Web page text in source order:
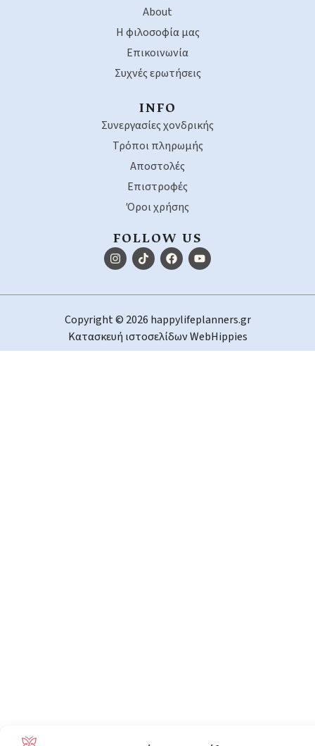
About
Η φιλοσοφία μας
Επικοινωνία
Συχνές ερωτήσεις
INFO
Συνεργασίες χονδρικής
Τρόποι πληρωμής
Αποστολές
Επιστροφές
Όροι χρήσης
FOLLOW US
Copyright © 2026 happylifeplanners.gr
Κατασκευή ιστοσελίδωνWebHippies